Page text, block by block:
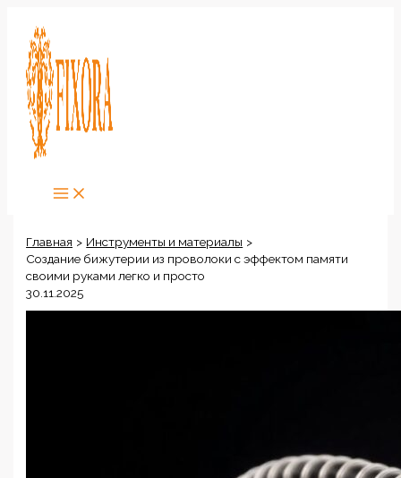
содержимому
Главная
Инструменты и материалы
Создание бижутерии из проволоки с эффектом памяти
своими руками легко и просто
30.11.2025